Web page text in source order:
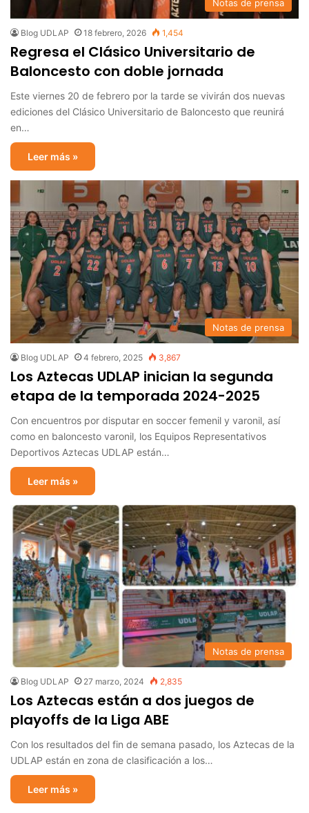
Notas de prensa
Blog UDLAP 18 febrero, 2026 1,454
Regresa el Clásico Universitario de
Baloncesto con doble jornada
Este viernes 20 de febrero por la tarde se vivirán dos nuevas
ediciones del Clásico Universitario de Baloncesto que reunirá
en…
Leer más »
Notas de prensa
Blog UDLAP 4 febrero, 2025 3,867
Los Aztecas UDLAP inician la segunda
etapa de la temporada 2024-2025
Con encuentros por disputar en soccer femenil y varonil, así
como en baloncesto varonil, los Equipos Representativos
Deportivos Aztecas UDLAP están…
Leer más »
Notas de prensa
Blog UDLAP 27 marzo, 2024 2,835
Los Aztecas están a dos juegos de
playoffs de la Liga ABE
Con los resultados del fin de semana pasado, los Aztecas de la
UDLAP están en zona de clasificación a los…
Leer más »